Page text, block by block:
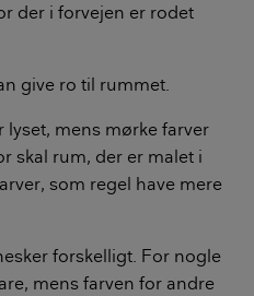
der i forvejen er rodet
give ro til rummet.
lyset, mens mørke farver
skal rum, der er malet i
som regel have mere
forskelligt. For nogle
mens farven for andre